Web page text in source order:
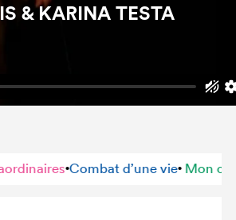
& KARINA TESTA
vie• Mon corps, mon choix•À vie